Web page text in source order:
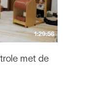
1:29:56
met de